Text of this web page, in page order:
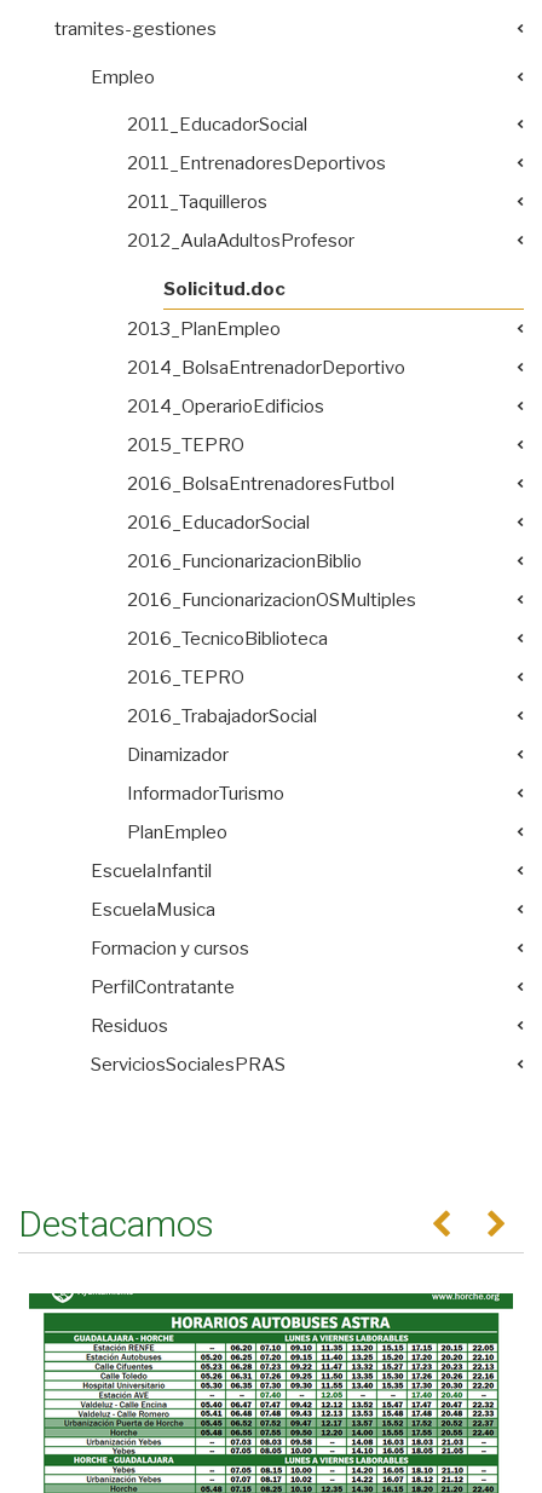
tramites-gestiones
Empleo
2011_EducadorSocial
2011_EntrenadoresDeportivos
2011_Taquilleros
2012_AulaAdultosProfesor
Solicitud.doc
2013_PlanEmpleo
2014_BolsaEntrenadorDeportivo
2014_OperarioEdificios
2015_TEPRO
2016_BolsaEntrenadoresFutbol
2016_EducadorSocial
2016_FuncionarizacionBiblio
2016_FuncionarizacionOSMultiples
2016_TecnicoBiblioteca
2016_TEPRO
2016_TrabajadorSocial
Dinamizador
InformadorTurismo
PlanEmpleo
EscuelaInfantil
EscuelaMusica
Formacion y cursos
PerfilContratante
Residuos
ServiciosSocialesPRAS
Destacamos Anterior